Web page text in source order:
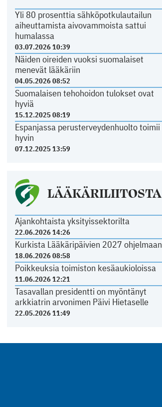
Yli 80 prosenttia sähköpotkulautailun
aiheuttamista aivovammoista sattui
humalassa
03.07.2026 10:39
Näiden oireiden vuoksi suomalaiset
menevät lääkäriin
04.05.2026 08:52
Suomalaisen tehohoidon tulokset ovat
hyviä
15.12.2025 08:19
Espanjassa perusterveydenhuolto toimii
hyvin
07.12.2025 13:59
LÄÄKÄRILIITOSTA
Ajankohtaista yksityissektorilta
22.06.2026 14:26
Kurkista Lääkäripäivien 2027 ohjelmaan
18.06.2026 08:58
Poikkeuksia toimiston kesäaukioloissa
11.06.2026 12:21
Tasavallan presidentti on myöntänyt
arkkiatrin arvonimen Päivi Hietaselle
22.05.2026 11:49